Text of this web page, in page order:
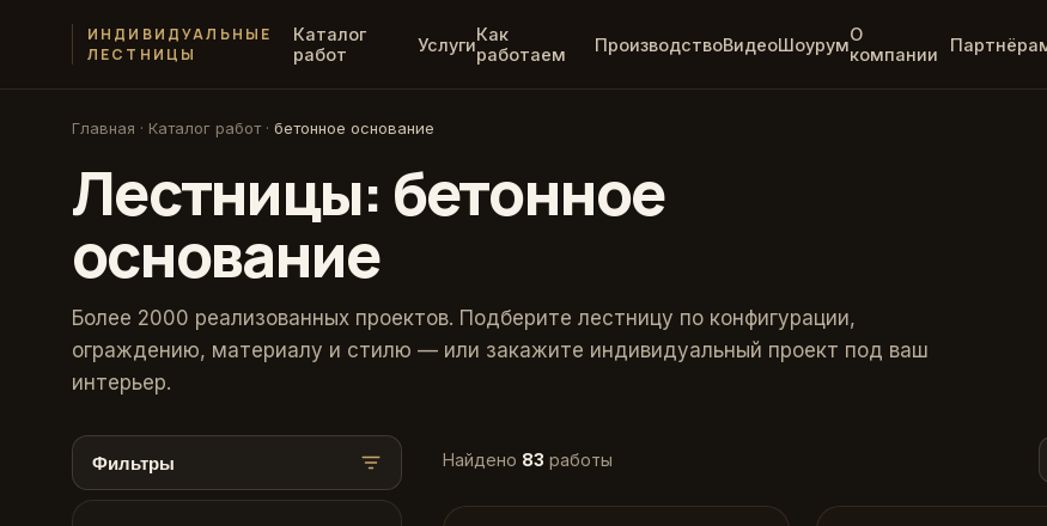
ИНДИВИДУАЛЬНЫЕ
ЛЕСТНИЦЫ
Каталог
работ
УслугиКак
работаем
ПроизводствоВидеоШоурумО
компании
Главная · Каталог работ· бетонное основание
Лестницы: бетонное
основание
Более 2000 реализованных проектов. Подберите лестницу по конфигурации,
ограждению, материалу и стилю — или закажите индивидуальный проект под ваш
интерьер.
Фильтры Найдено 83 работы